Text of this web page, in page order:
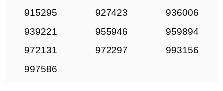
915295
927423
936006
939221
955946
959894
972131
972297
993156
997586